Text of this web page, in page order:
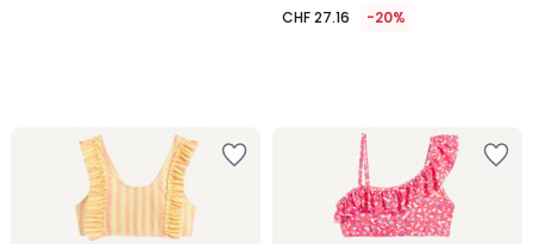
CHF 27.16 -20%